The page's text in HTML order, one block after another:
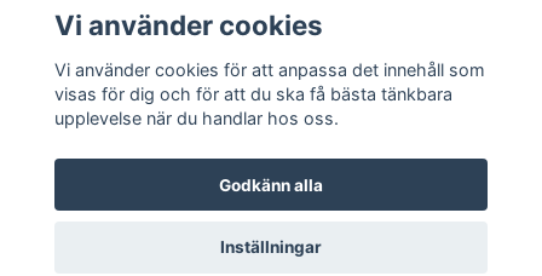
© 2026 LotusGrill
Vi använder cookies
Vi använder cookies för att anpassa det innehåll som
visas för dig och för att du ska få bästa tänkbara
upplevelse när du handlar hos oss.
Godkänn alla
Inställningar